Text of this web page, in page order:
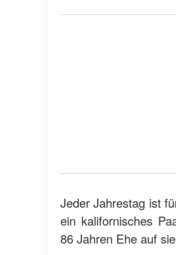
Jeder Jahrestag ist
ein kalifornisches
86 Jahren Ehe auf